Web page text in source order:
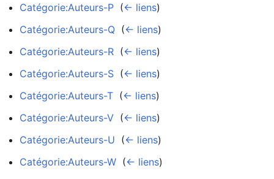
Catégorie:Auteurs-P (← liens)
Catégorie:Auteurs-Q (← liens)
Catégorie:Auteurs-R (← liens)
Catégorie:Auteurs-S (← liens)
Catégorie:Auteurs-T (← liens)
Catégorie:Auteurs-V (← liens)
Catégorie:Auteurs-U (← liens)
Catégorie:Auteurs-W (← liens)